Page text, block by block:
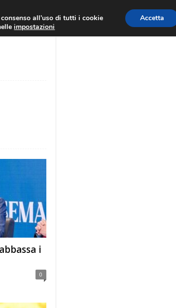
NEWS
i
0
all’uso di tutti i cookie
impostazioni
Accetta